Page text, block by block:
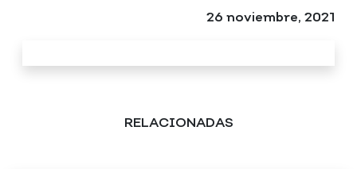
26 noviembre, 2021
RELACIONADAS